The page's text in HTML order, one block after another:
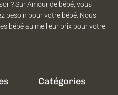
? Sur Amour de bébé, vous
besoin pour votre bébé. Nous
bébé au meilleur prix pour votre
Catégories